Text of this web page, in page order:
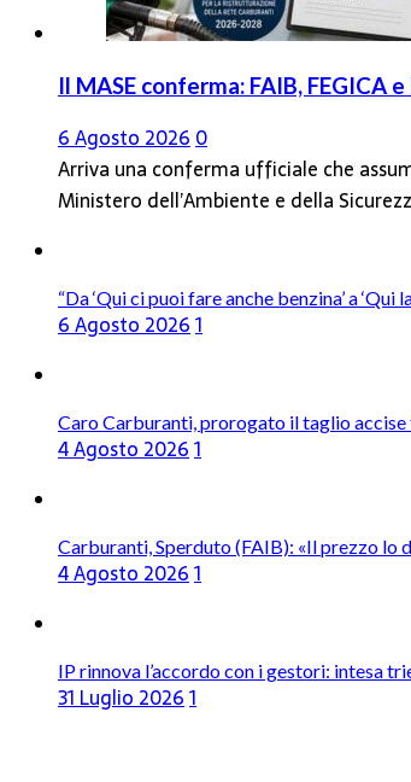
Il MASE conferma: FAIB,
6 Agosto 2026 0
Arriva una conferma ufficiale che
Ministero dell’Ambiente e della
“Da ‘Qui ci puoi fare anche benzina’ a
6 Agosto 20261
Caro Carburanti, prorogato il taglio
4 Agosto 20261
Carburanti, Sperduto (FAIB): «Il prezzo lo
4 Agosto 20261
IP rinnova l’accordo con i gestori: intesa
31 Luglio 20261